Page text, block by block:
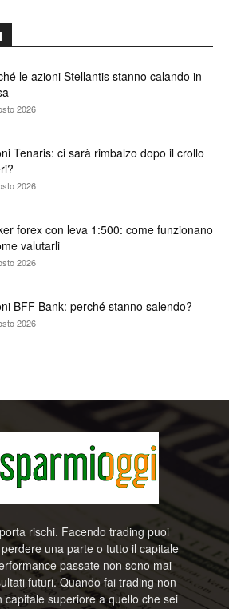
le azioni Stellantis stanno calando in
2026
Tenaris: ci sarà rimbalzo dopo il crollo
2026
forex con leva 1:500: come funzionano
valutarli
2026
BFF Bank: perché stanno salendo?
2026
rischi. Facendo trading puoi
una parte o tutto il capitale
passate non sono mai
futuri. Quando fai trading non
capitale superiore a quello che sei